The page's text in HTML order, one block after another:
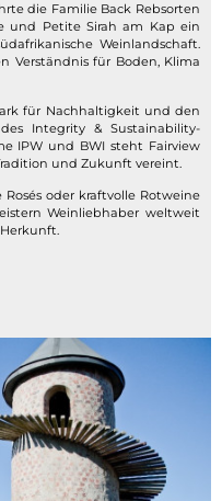
die Familie Back Rebsorten
und Petite Sirah am Kap ein
Weinlandschaft.
Verständnis für Boden, Klima
für Nachhaltigkeit und den
Integrity & Sustainability-
IPW und BWI steht Fairview
und Zukunft vereint.
oder kraftvolle Rotweine
Weinliebhaber weltweit